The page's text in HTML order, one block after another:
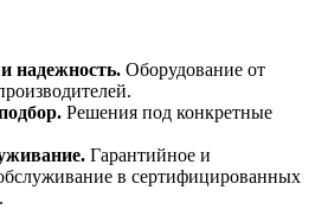
надежность. Оборудование от
Решения под конкретные
Гарантийное и
в сертифицированных